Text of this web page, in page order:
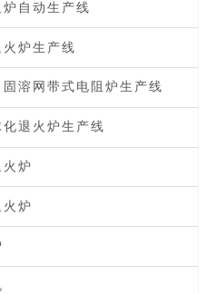
自动生产线
炉生产线
溶网带式电阻炉生产线
退火炉生产线
炉
炉